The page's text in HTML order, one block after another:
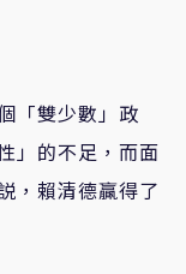
「雙少數」政
」的不足，而面
，賴清德贏得了